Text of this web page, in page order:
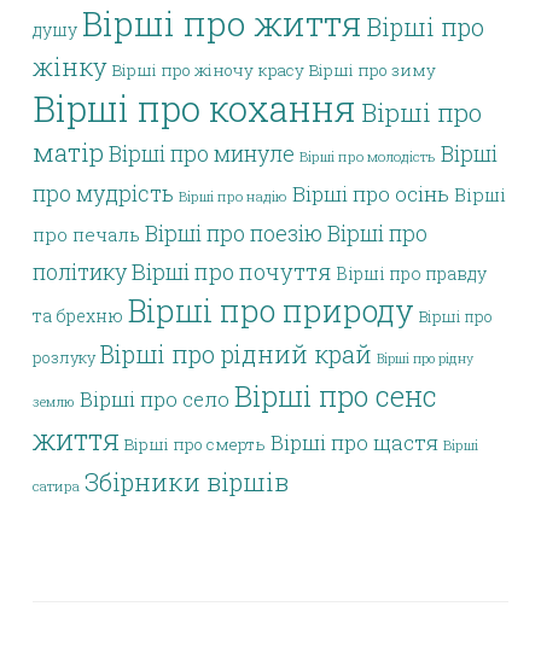
душу Вірші про життя Вірші про
жінку Вірші про жіночу красу Вірші про зиму
Вірші про кохання Вірші про
матір Вірші про минуле Вірші про молодість Вірші
про мудрість Вірші про надію Вірші про осінь Вірші
про печаль Вірші про поезію Вірші про
політикуВірші про почуття Вірші про правду
та брехню Вірші про природу Вірші про
розлуку Вірші про рідний край Вірші про рідну
землю Вірші про село Вірші про сенс
життя Вірші про смерть Вірші про щастя Вірші
сатира Збірники віршів